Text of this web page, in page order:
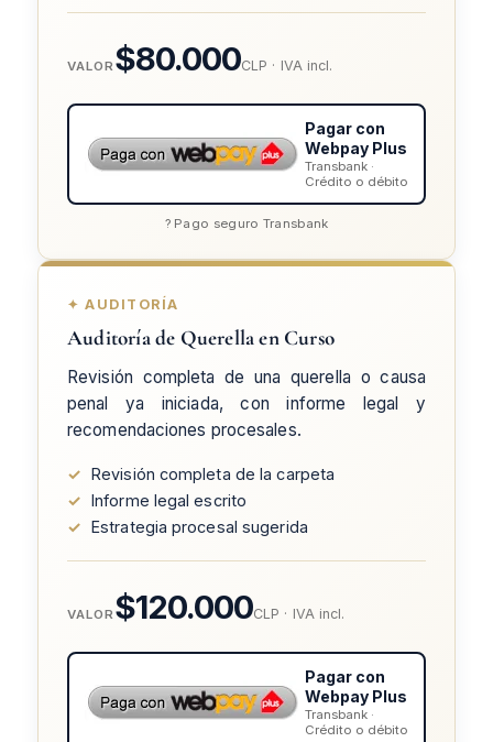
VALOR$80.000CLP · IVA incl.
Pagar con
Webpay Plus
Transbank ·
Crédito o débito
? Pago seguro Transbank
✦ AUDITORÍA
Auditoría de Querella en Curso
Revisión completa de una querella o causa
penal ya iniciada, con informe legal y
recomendaciones procesales.
✓ Revisión completa de la carpeta
✓ Informe legal escrito
✓ Estrategia procesal sugerida
VALOR$120.000CLP · IVA incl.
Pagar con
Webpay Plus
Transbank ·
Crédito o débito